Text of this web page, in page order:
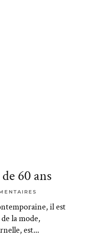
60 ans
il est
la mode,
est